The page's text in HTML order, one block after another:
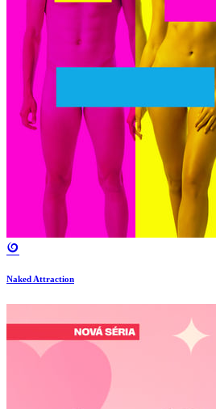
Naked Attraction